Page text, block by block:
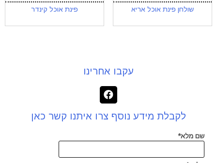
שולחן פינת אוכל אריא פינת אוכל קינדר
עקבו אחרינו
לקבלת מידע נוסף צרו איתנו קשר כאן
שם מלא*